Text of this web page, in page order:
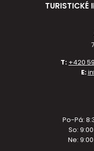
TURISTICKÉ
T: +420
E:
Po-Pá:
So:
Ne: